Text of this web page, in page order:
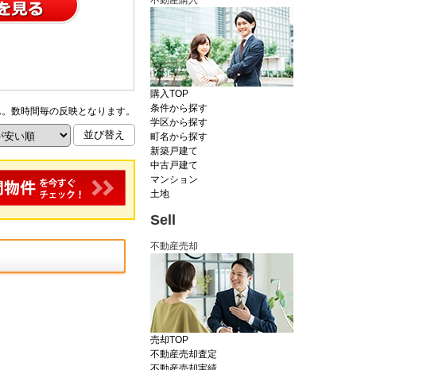
数時間毎の反映となります。
購入TOP
条件から探す
学区から探す
町名から探す
新築戸建て
中古戸建て
マンション
土地
Sell
不動産売却
売却TOP
不動産売却査定